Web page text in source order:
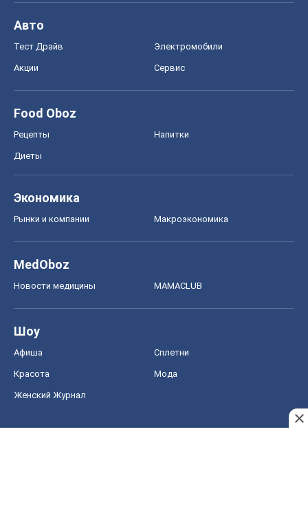
Авто
Тест Драйв Электромобили
Акции Сервис
Food Oboz
Рецепты Напитки
Диеты
Экономика
Рынки и компании Mакроэкономика
MedOboz
Новости медицины MAMACLUB
Шоу
Афиша Сплетни
Красота Мода
Женский Журнал